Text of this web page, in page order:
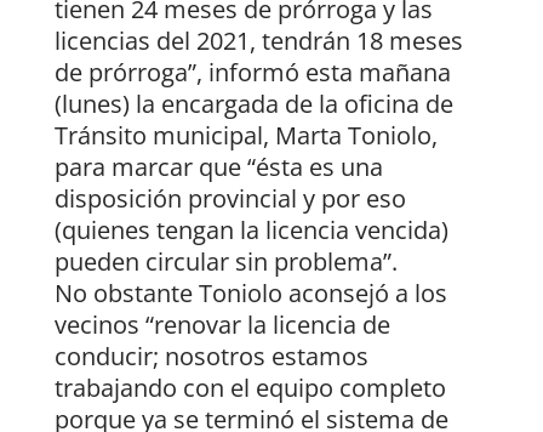
tienen 24 meses de prórroga y las
licencias del 2021, tendrán 18 meses
de prórroga”, informó esta mañana
(lunes) la encargada de la oficina de
Tránsito municipal, Marta Toniolo,
para marcar que “ésta es una
disposición provincial y por eso
(quienes tengan la licencia vencida)
pueden circular sin problema”.
No obstante Toniolo aconsejó a los
vecinos “renovar la licencia de
conducir; nosotros estamos
trabajando con el equipo completo
porque ya se terminó el sistema de